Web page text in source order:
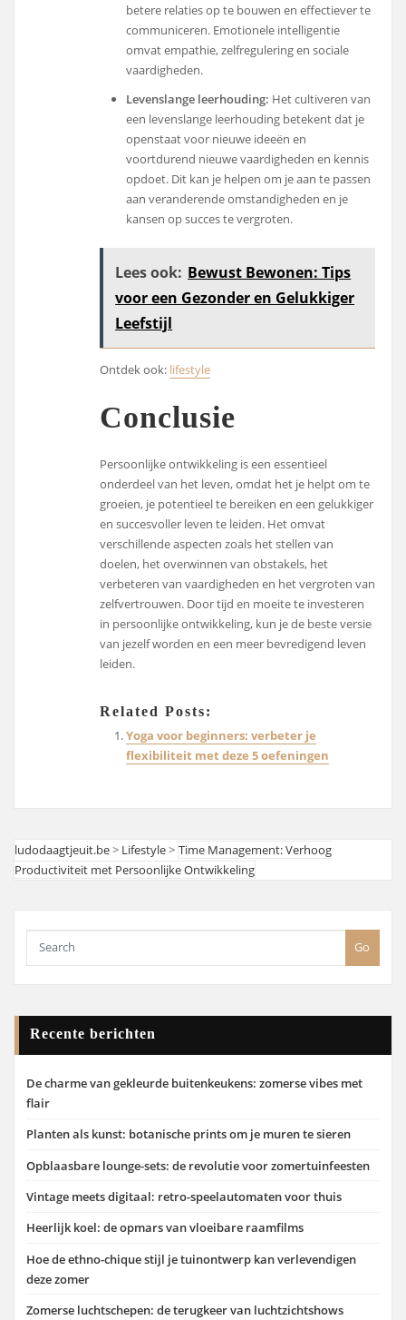
betere relaties op te bouwen en effectiever te
communiceren. Emotionele intelligentie
omvat empathie, zelfregulering en sociale
vaardigheden.
Levenslange leerhouding: Het cultiveren van
een levenslange leerhouding betekent dat je
openstaat voor nieuwe ideeën en
voortdurend nieuwe vaardigheden en kennis
opdoet. Dit kan je helpen om je aan te passen
aan veranderende omstandigheden en je
kansen op succes te vergroten.
Lees ook: Bewust Bewonen: Tips
voor een Gezonder en Gelukkiger
Leefstijl
Ontdek ook: lifestyle
Conclusie
Persoonlijke ontwikkeling is een essentieel
onderdeel van het leven, omdat het je helpt om te
groeien, je potentieel te bereiken en een gelukkiger
en succesvoller leven te leiden. Het omvat
verschillende aspecten zoals het stellen van
doelen, het overwinnen van obstakels, het
verbeteren van vaardigheden en het vergroten van
zelfvertrouwen. Door tijd en moeite te investeren
in persoonlijke ontwikkeling, kun je de beste versie
van jezelf worden en een meer bevredigend leven
leiden.
Related Posts:
Yoga voor beginners: verbeter je
flexibiliteit met deze 5 oefeningen
ludodaagtjeuit.be> Lifestyle> Time Management: Verhoog
Productiviteit met Persoonlijke Ontwikkeling
Go
Recente berichten
De charme van gekleurde buitenkeukens: zomerse vibes met
flair
Planten als kunst: botanische prints om je muren te sieren
Opblaasbare lounge-sets: de revolutie voor zomertuinfeesten
Vintage meets digitaal: retro-speelautomaten voor thuis
Heerlijk koel: de opmars van vloeibare raamfilms
Hoe de ethno-chique stijl je tuinontwerp kan verlevendigen
deze zomer
Zomerse luchtschepen: de terugkeer van luchtzichtshows